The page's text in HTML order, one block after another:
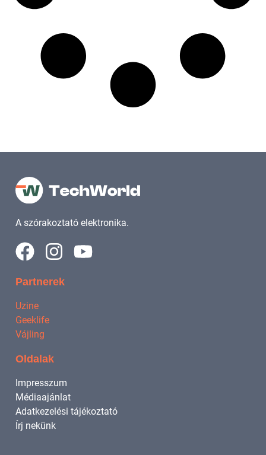
A szórakoztató elektronika.
Partnerek
Uzine
Geeklife
Vájling
Oldalak
Impresszum
Médiaajánlat
Adatkezelési tájékoztató
Írj nekünk